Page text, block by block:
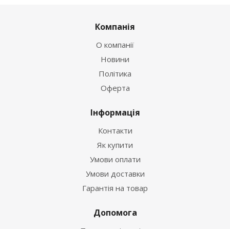
Компанія
О компанії
Новини
Політика
Оферта
Інформація
Контакти
Як купити
Умови оплати
Умови доставки
Гарантія на товар
Допомога